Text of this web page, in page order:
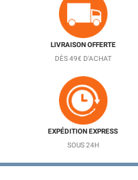
LIVRAISON OFFERTE
DÈS 49€ D'ACHAT
EXPÉDITION EXPRESS
SOUS 24H